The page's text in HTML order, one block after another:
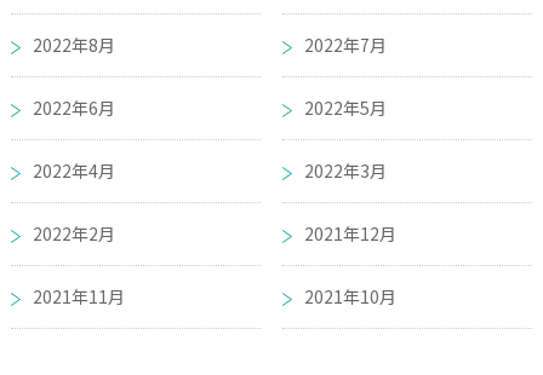
2022年8月 2022年7月
2022年6月 2022年5月
2022年4月 2022年3月
2022年2月 2021年12月
2021年11月 2021年10月